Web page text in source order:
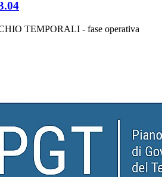
TEMPORALI - fase operativa